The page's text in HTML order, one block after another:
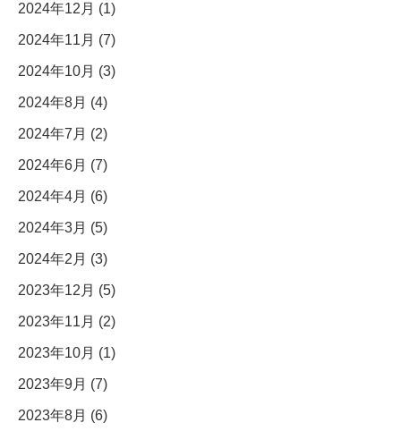
2024年12月 (1)
2024年11月 (7)
2024年10月 (3)
2024年8月 (4)
2024年7月 (2)
2024年6月 (7)
2024年4月 (6)
2024年3月 (5)
2024年2月 (3)
2023年12月 (5)
2023年11月 (2)
2023年10月 (1)
2023年9月 (7)
2023年8月 (6)